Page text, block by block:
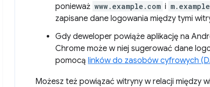
ponieważ www.example.com i
zapisane dane logowania między tymi
Gdy deweloper powiąże aplikację na
Chrome może w niej sugerować dane
pomocą linków do zasobów cyfrowych
Możesz też powiązać witryny w relacji między